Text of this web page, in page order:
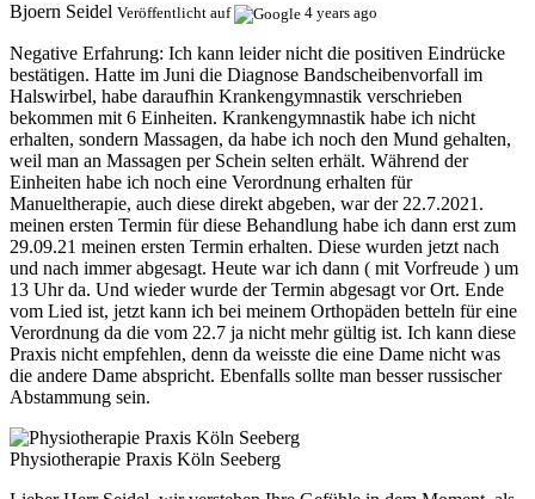
Bjoern Seidel Veröffentlicht auf 4 years ago
Negative Erfahrung: Ich kann leider nicht die positiven Eindrücke
bestätigen. Hatte im Juni die Diagnose Bandscheibenvorfall im
Halswirbel, habe daraufhin Krankengymnastik verschrieben
bekommen mit 6 Einheiten. Krankengymnastik habe ich nicht
erhalten, sondern Massagen, da habe ich noch den Mund gehalten,
weil man an Massagen per Schein selten erhält. Während der
Einheiten habe ich noch eine Verordnung erhalten für
Manueltherapie, auch diese direkt abgeben, war der 22.7.2021.
meinen ersten Termin für diese Behandlung habe ich dann erst zum
29.09.21 meinen ersten Termin erhalten. Diese wurden jetzt nach
und nach immer abgesagt. Heute war ich dann ( mit Vorfreude ) um
13 Uhr da. Und wieder wurde der Termin abgesagt vor Ort. Ende
vom Lied ist, jetzt kann ich bei meinem Orthopäden betteln für eine
Verordnung da die vom 22.7 ja nicht mehr gültig ist. Ich kann diese
Praxis nicht empfehlen, denn da weisste die eine Dame nicht was
die andere Dame abspricht. Ebenfalls sollte man besser russischer
Abstammung sein.
Physiotherapie Praxis Köln Seeberg